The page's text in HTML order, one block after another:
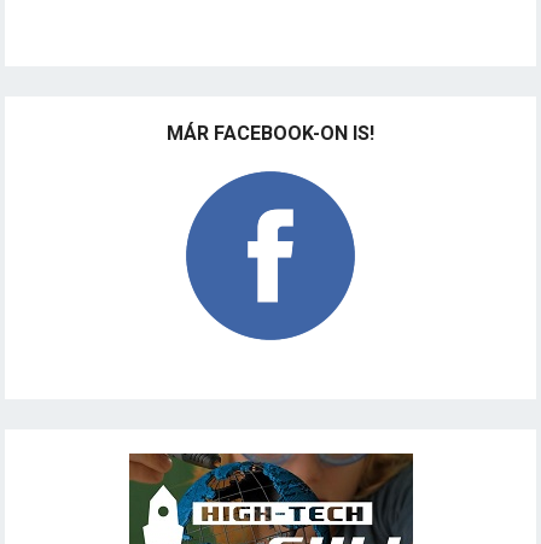
MÁR FACEBOOK-ON IS!